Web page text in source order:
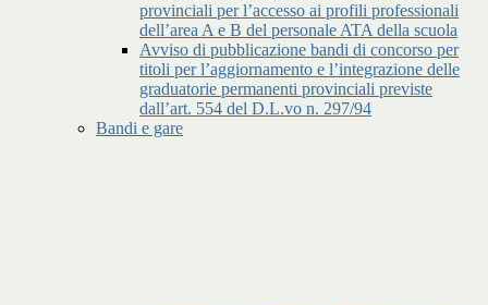
provinciali per l’accesso ai profili professionali
dell’area A e B del personale ATA della scuola
Avviso di pubblicazione bandi di concorso per
titoli per l’aggiornamento e l’integrazione delle
graduatorie permanenti provinciali previste
dall’art. 554 del D.L.vo n. 297/94
Bandi e gare